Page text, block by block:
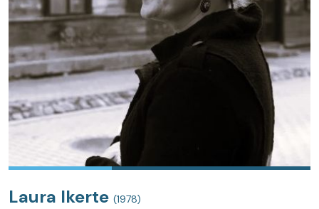
Laura Ikerte (1978)